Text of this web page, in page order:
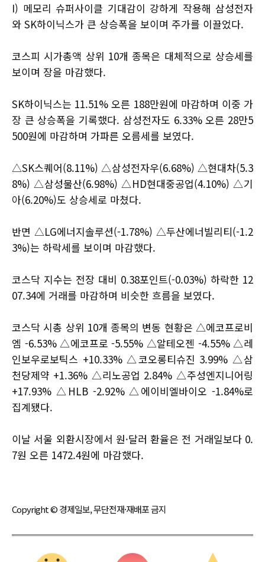
I) 메모리 슈퍼사이클 기대감이 강하게 작용해 삼성전자
와 SK하이닉스가 큰 상승폭을 보이며 주가를 이끌었다.
코스피 시가총액 상위 10개 종목은 대체적으로 상승세를
보이며 장을 마감했다.
SK하이닉스는 11.51% 오른 188만원에 마감하며 이중 가
장 큰 상승폭을 기록했다. 삼성전자도 6.33% 오른 28만5
500원에 마감하며 가파른 오름세를 보였다.
△SK스퀘어(8.11%) △삼성전자우(6.68%) △현대차(5.3
8%) △삼성물산(6.98%) △HD현대중공업(4.10%) △기
아(6.20%)도 상승세로 마쳤다.
반면 △LG에너지솔루션(-1.78%) △두산에너빌리티(-1.2
3%)는 하락세를 보이며 마감했다.
코스닥 지수는 전장 대비 0.38포인트(-0.03%) 하락한 12
07.34에 거래를 마감하며 비슷한 흐름을 보였다.
코스닥 시총 상위 10개 종목의 변동 현황은 △에코프로비
엠 -6.53% △에코프로 -5.55% △알테오젠 -4.55% △레
인보우로보틱스 +10.33% △코오롱티슈진 3.99% △삼
천당제약 +1.36% △리노공업 2.84% △주성엔지니어링
+17.93% △HLB -2.92% △에이비엘바이오 -1.84%로
집계됐다.
이날 서울 외환시장에서 원·달러 환율은 전 거래일보다 0.
7원 오른 1472.4원에 마감했다.
Copyright © 경제일보, 무단전재·재배포 금지